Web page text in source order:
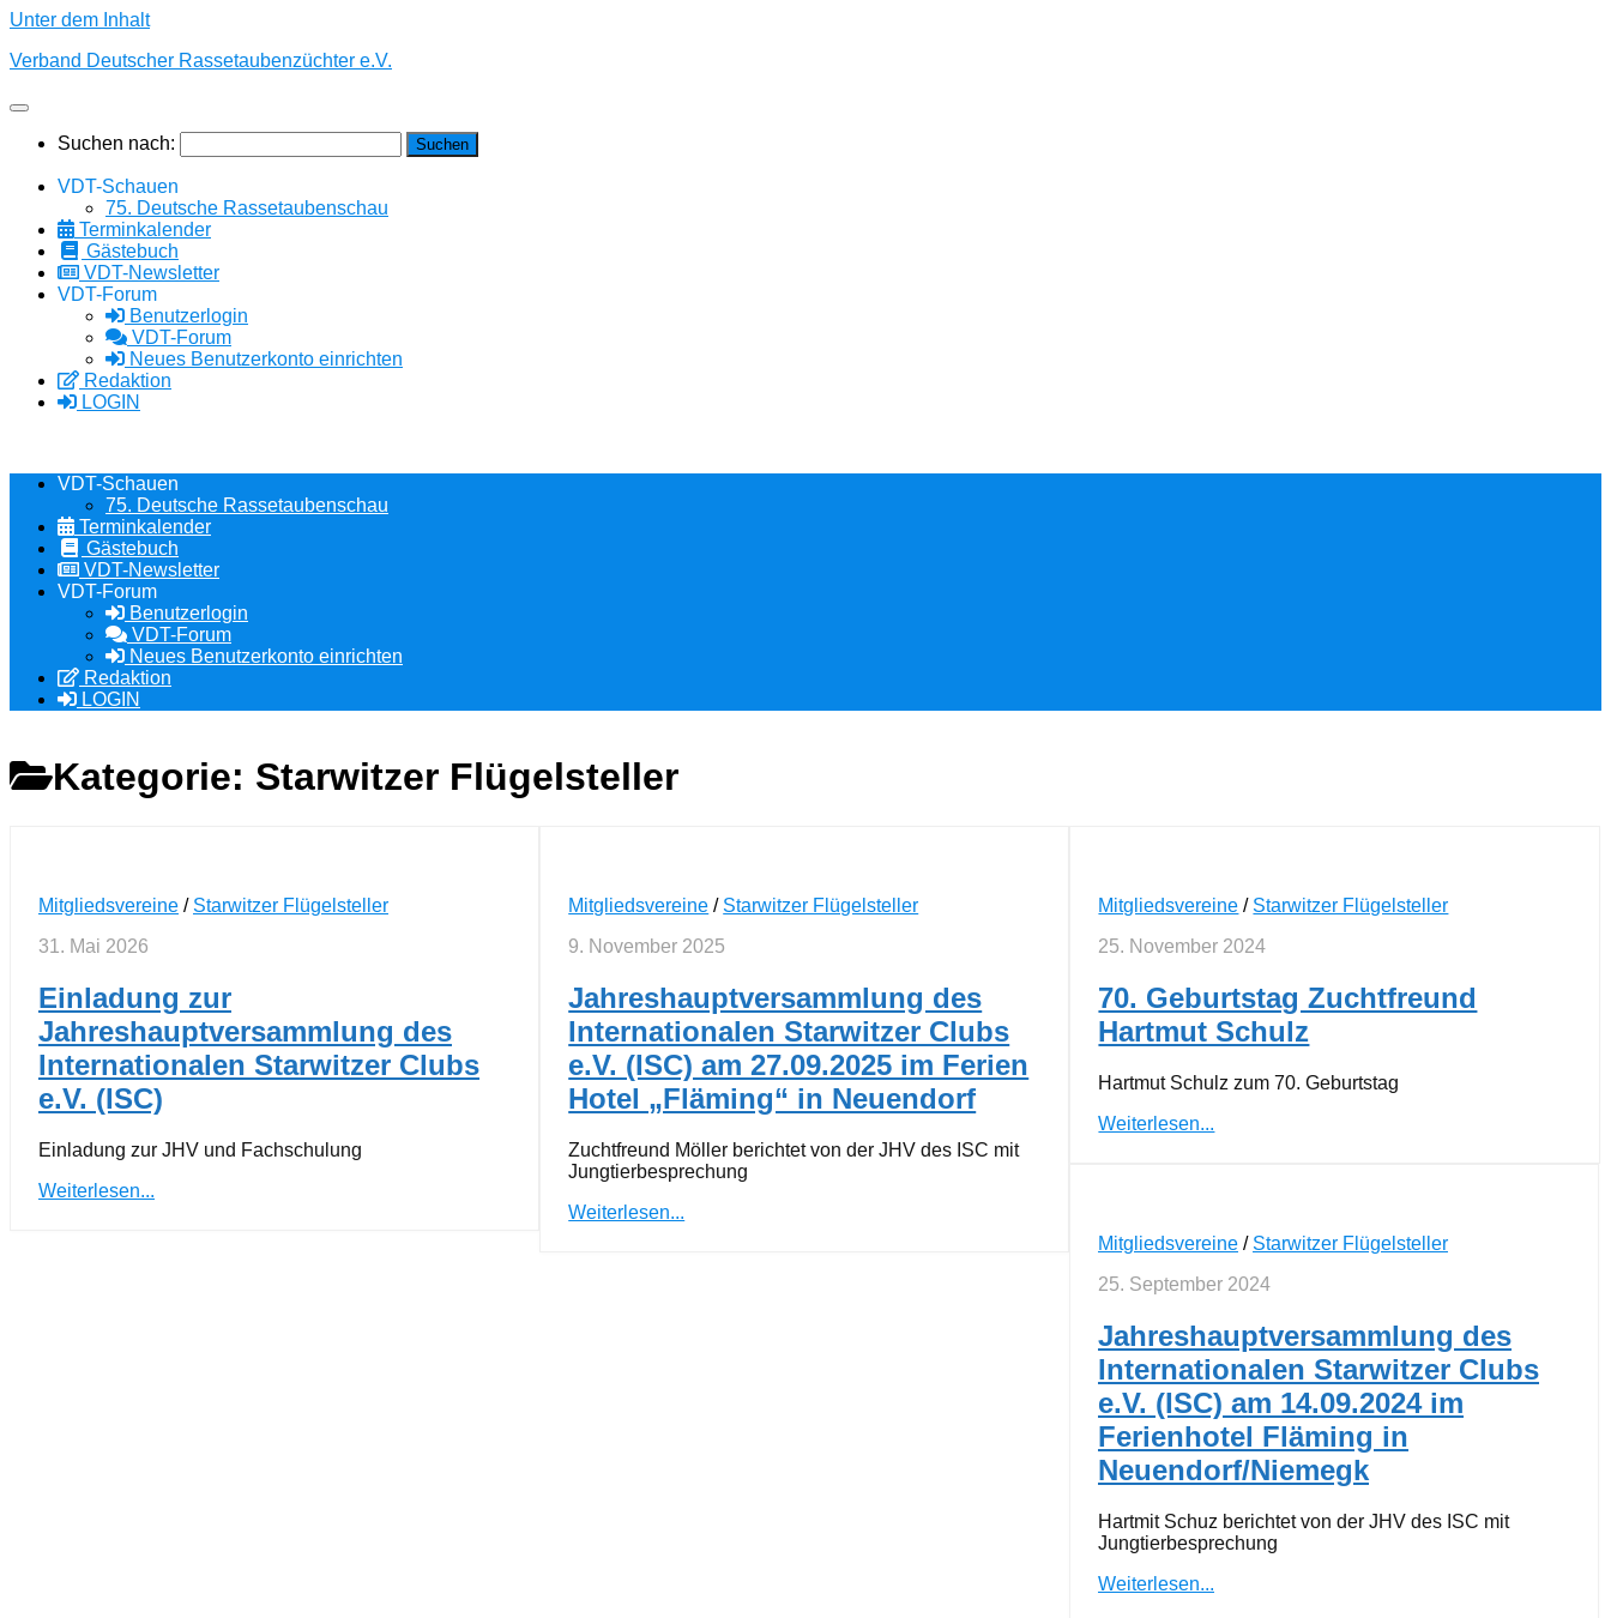
Unter dem Inhalt
Verband Deutscher Rassetaubenzüchter e.V.
Suchen nach:
VDT-Schauen
75. Deutsche Rassetaubenschau
Terminkalender
Gästebuch
VDT-Newsletter
VDT-Forum
Benutzerlogin
VDT-Forum
Neues Benutzerkonto einrichten
Redaktion
LOGIN
VDT-Schauen
75. Deutsche Rassetaubenschau
Terminkalender
Gästebuch
VDT-Newsletter
VDT-Forum
Benutzerlogin
VDT-Forum
Neues Benutzerkonto einrichten
Redaktion
LOGIN
Kategorie: Starwitzer Flügelsteller
Mitgliedsvereine / Starwitzer Flügelsteller
31. Mai 2026
Einladung zur
Jahreshauptversammlung des
Internationalen Starwitzer Clubs
e.V. (ISC)
Einladung zur JHV und Fachschulung
Weiterlesen...
Mitgliedsvereine / Starwitzer Flügelsteller
9. November 2025
Jahreshauptversammlung des
Internationalen Starwitzer Clubs
e.V. (ISC) am 27.09.2025 im Ferien
Hotel „Fläming“ in Neuendorf
Zuchtfreund Möller berichtet von der JHV des ISC mit
Jungtierbesprechung
Weiterlesen...
Mitgliedsvereine / Starwitzer Flügelsteller
25. November 2024
70. Geburtstag Zuchtfreund
Hartmut Schulz
Hartmut Schulz zum 70. Geburtstag
Weiterlesen...
Mitgliedsvereine / Starwitzer Flügelsteller
25. September 2024
Jahreshauptversammlung des
Internationalen Starwitzer Clubs
e.V. (ISC) am 14.09.2024 im
Ferienhotel Fläming in
Neuendorf/Niemegk
Hartmit Schuz berichtet von der JHV des ISC mit
Jungtierbesprechung
Weiterlesen...